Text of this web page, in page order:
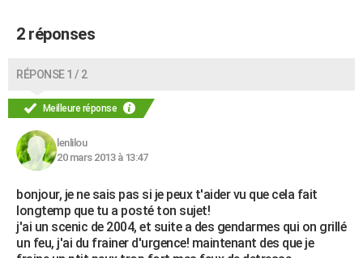
S'inscrire
Se connecter
Lycées
Collèges
Primaires
Universités
Entreprises
Service militaire
Avis de recherche
AVIS DE DÉCÈS
FORUM
Bricolage
Lifestyle
Culture
Sport
Auto
Television
Voyage
Cinema
2 réponses
RÉPONSE 1 / 2
Meilleure réponse
lenlilou
20 mars 2013 à 13:47
bonjour, je ne sais pas si je peux t'aider vu que cela fait
longtemp que tu a posté ton sujet!
j'ai un scenic de 2004, et suite a des gendarmes qui on grillé
un feu, j'ai du frainer d'urgence! maintenant des que je